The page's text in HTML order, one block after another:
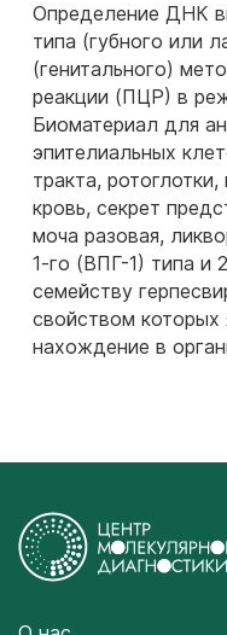
Определение ДНК
типа (губного или
(генитального)
реакции (ПЦР) в
Биоматериал для
эпителиальных
тракта,
кровь, секрет
моча разовая,
1-го (ВПГ-1) типа и
семейству
свойством которых
нахождение в